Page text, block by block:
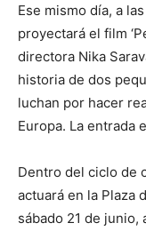
Ese mismo día, a
proyectará el film
directora Nika
historia de dos
luchan por hacer
Europa. La entrada
Dentro del ciclo de
actuará en la Plaza
sábado 21 de junio,